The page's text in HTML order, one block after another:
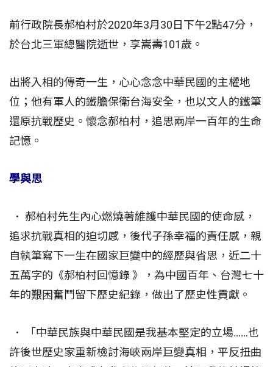
前行政院長郝柏村於2020年3月30日下午2點47分，
於台北三軍總醫院逝世，享嵩壽101歲。
出將入相的傳奇一生，心心念念中華民國的主權地
位；他有軍人的鐵膽保衛台海安全，也以文人的鐵筆
還原抗戰歷史。懷念郝柏村，追思兩岸一百年的生命
記憶。
學與思
． 郝柏村先生內心燃燒著維護中華民國的使命感，
追求抗戰真相的迫切感，後代子孫幸福的責任感，親
自執筆寫下一生在國家巨變中的經歷與省思，近二十
五萬字的《郝柏村回憶錄 》，為中國百年、台灣七十
年的艱困奮鬥留下歷史紀錄，做出了歷史性貢獻。
． 「中華民族與中華民國是我基本堅定的立場……也
許後世歷史家重新檢討海峽兩岸巨變真相，平反扭曲